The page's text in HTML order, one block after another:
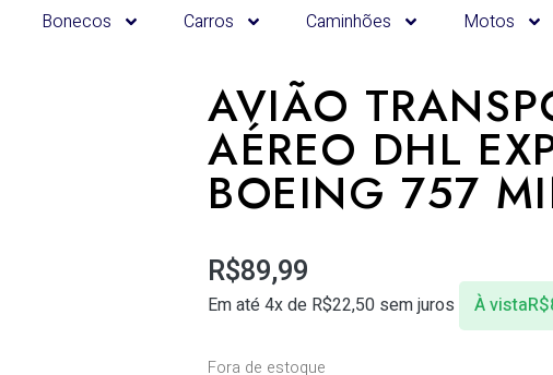
Bonecos Carros Caminhões Motos
AVIÃO
AÉREO DHL
BOEING 757
R$89,99
Em até 4x de R$22,50 sem juros À vistaR$
Fora de estoque